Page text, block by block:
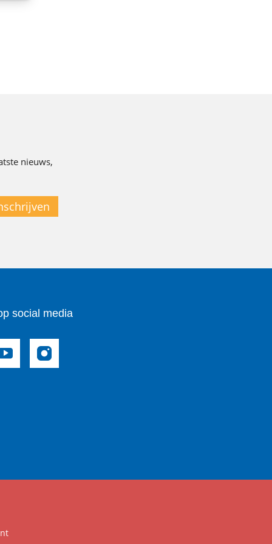
nieuws,
social media